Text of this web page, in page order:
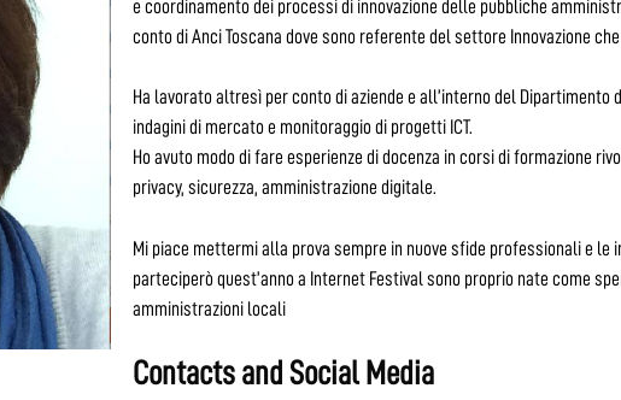
e coordinamento dei processi di innovazione delle pubbliche
conto di Anci Toscana dove sono referente del settore Innovazione
Ha lavorato altresì per conto di aziende e all’interno del
indagini di mercato e monitoraggio di progetti ICT.
Ho avuto modo di fare esperienze di docenza in corsi di formazione
privacy, sicurezza, amministrazione digitale.
Mi piace mettermi alla prova sempre in nuove sfide professionali e
parteciperò quest’anno a Internet Festival sono proprio nate come
amministrazioni locali
Contacts and Social Media